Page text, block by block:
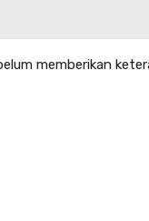
memberikan